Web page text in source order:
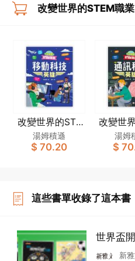
改變世界的STEM職業
改變世界的STE
M職業：移動科
技英雄
湯姆積遜
$ 70.20
改變世
M職業
技
湯姆
$
這些書單收錄了這本書
世界盃
新